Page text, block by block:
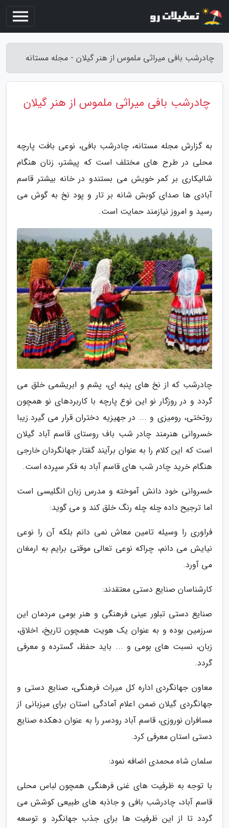
چادرشب بافی میراثی ملموس از هنر گیلان - مجله مستانه
چادرشب بافی میراثی ملموس از هنر گیلان
به گزارش مجله مستانه، چادرشب بافی، نوعی بافت پارچه
محلی در طرح های مختلف است که پیشتر، زنان هنگام
شالیکاری بر کمر خویش می بستندو در خانه بیشتر قاسم
آبادی ها صدای کوبش شانه بر تار و پود نخ به گوش می
رسید و امروز نیازمند حمایت است.
چادرشب که از نخ های پنبه ای، پشم و ابریشمی خلق می
گردد و در روزگار نو این نوع پارچه با کاربردهای نو همچون
روتختی، رومیزی و ... در جهیزیه دختران قرار می گیرد.زیبا
خسروانی هنرمند چادر شب باف روستای قاسم آباد گیلان
است که این کلام را به عنوان برآیند گفتار جهانگردان خارجی
هنگام خرید چادر شب های قاسم آباد به فکر سپرده است.
خسروانی خود دانش آموخته و مدرس زبان انگلیسی است
اما ترجیح داده چله چله رنگ خلق کند و می گوید:
فراوری را وسیله تامین معاش نمی دانم بلکه آن را نوعی
نیایش می دانم، چراکه نوعی تعالی موقتی برایم به ارمغان
می آورد.
کارشناسان صنایع دستی معتقدند:
صنایع دستی تبلور عینی فرهنگی و هنر بومی مردمان این
سرزمین بوده و به عنوان یک هویت همچون تاریخ، اخلاق،
زبان، نسبت های بومی و ... باید حفظ، گسترده و معرفی
گردد.
معاون جهانگردی اداره کل میراث فرهنگی، صنایع دستی و
جهانگردی گیلان ضمن اعلام آمادگی استان برای میزبانی از
مسافران نوروزی، قاسم آباد رودسر را به عنوان دهکده صنایع
دستی استان معرفی کرد.
سلمان شاه محمدی اضافه نمود:
با توجه به ظرفیت های غنی فرهنگی همچون لباس محلی
قاسم آباد، چادرشب بافی و جاذبه های طبیعی کوشش می
گردد تا از این ظرفیت ها برای جذب جهانگرد و توسعه